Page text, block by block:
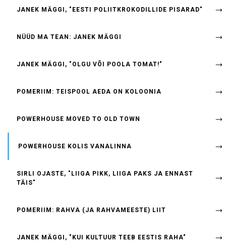
JANEK MÄGGI, "EESTI POLIITKROKODILLIDE PISARAD"
NÜÜD MA TEAN: JANEK MÄGGI
JANEK MÄGGI, "OLGU VÕI POOLA TOMAT!"
POMERIIM: TEISPOOL AEDA ON KOLOONIA
POWERHOUSE MOVED TO OLD TOWN
POWERHOUSE KOLIS VANALINNA
SIRLI OJASTE, "LIIGA PIKK, LIIGA PAKS JA ENNAST
TÄIS"
POMERIIM: RAHVA (JA RAHVAMEESTE) LIIT
JANEK MÄGGI, "KUI KULTUUR TEEB EESTIS RAHA"